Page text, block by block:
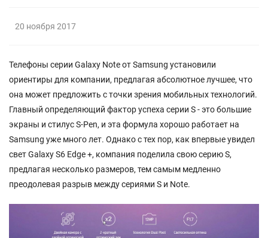
20 ноября 2017
Телефоны серии Galaxy Note от Samsung установили
ориентиры для компании, предлагая абсолютное лучшее, что
она может предложить с точки зрения мобильных технологий.
Главный определяющий фактор успеха серии S - это большие
экраны и стилус S-Pen, и эта формула хорошо работает на
Samsung уже много лет. Однако с тех пор, как впервые увидел
свет Galaxy S6 Edge +, компания поделила свою серию S,
предлагая несколько размеров, тем самым медленно
преодолевая разрыв между сериями S и Note.